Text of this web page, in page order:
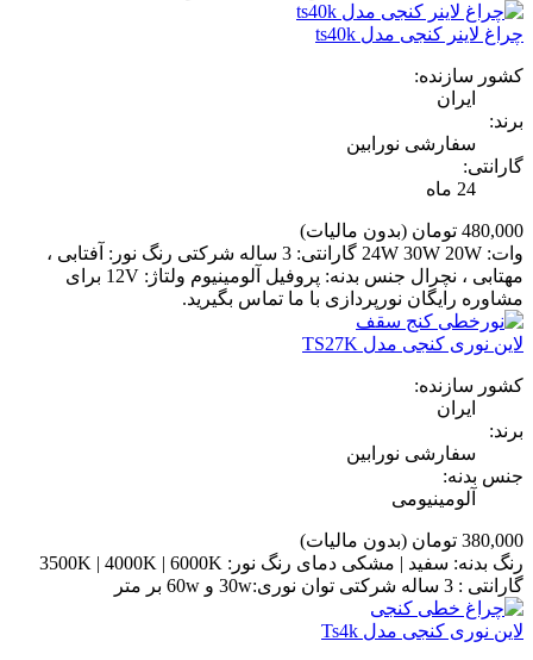
چراغ لاینر کنجی مدل ts40k
کشور سازنده:
ایران
برند:
سفارشی نورابین
گارانتی:
24 ماه
480,000 تومان
(بدون مالیات)
وات: 24W 30W 20W گارانتی: 3 ساله شرکتی رنگ نور: آفتابی ،
مهتابی ، نچرال جنس بدنه: پروفیل آلومینیوم ولتاژ: 12V برای
مشاوره رایگان نورپردازی با ما تماس بگیرید.
لاین نوری کنجی مدل TS27K
کشور سازنده:
ایران
برند:
سفارشی نورابین
جنس بدنه:
آلومینیومی
380,000 تومان
(بدون مالیات)
رنگ بدنه: سفید | مشکی دمای رنگ نور: 3500K | 4000K | 6000K
گارانتی : 3 ساله شرکتی توان نوری:30w و 60w بر متر
لاین نوری کنجی مدل Ts4k